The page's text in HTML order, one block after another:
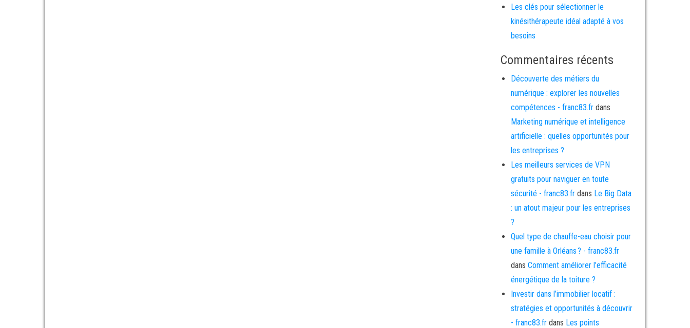
Les clés pour sélectionner le
kinésithérapeute idéal adapté à vos
besoins
Commentaires récents
Découverte des métiers du
numérique : explorer les nouvelles
compétences - franc83.frdans
Marketing numérique et intelligence
artificielle : quelles opportunités pour
les entreprises ?
Les meilleurs services de VPN
gratuits pour naviguer en toute
sécurité - franc83.frdans Le Big Data
: un atout majeur pour les entreprises
?
Quel type de chauffe-eau choisir pour
une famille à Orléans ? - franc83.fr
dans Comment améliorer l’efficacité
énergétique de la toiture ?
Investir dans l’immobilier locatif :
stratégies et opportunités à découvrir
- franc83.frdans Les points